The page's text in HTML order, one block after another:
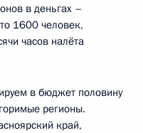
в деньгах –
1600 человек,
часов налёта
в бюджет половину
регионы.
край,